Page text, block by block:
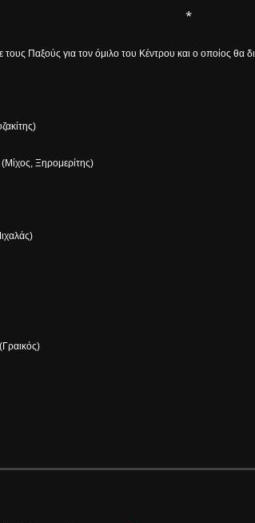
*
Παξούς για τον όμιλο του Κέντρου και ο οποίος θα
Ξηρομερίτης)